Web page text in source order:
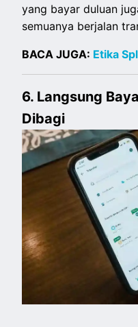
yang bayar duluan
semuanya berjalan
BACA JUGA: Etika
6. Langsung
Dibagi